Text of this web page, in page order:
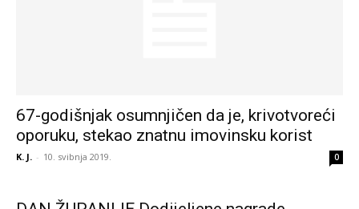
67-godišnjak osumnjičen da je, krivotvoreći
oporuku, stekao znatnu imovinsku korist
K. J. - 10. svibnja 2019. 0